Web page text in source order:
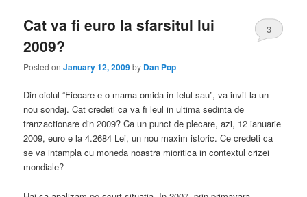
Cat va fi euro la sfarsitul lui
2009?
Posted onJanuary 12, 2009by Dan Pop
3
Din ciclul “Fiecare e o mama omida in felul sau”, va invit la un
nou sondaj. Cat credeti ca va fi leul in ultima sedinta de
tranzactionare din 2009? Ca un punct de plecare, azi, 12 ianuarie
2009, euro e la 4.2684 Lei, un nou maxim istoric. Ce credeti ca
se va intampla cu moneda noastra mioritica in contextul crizei
mondiale?